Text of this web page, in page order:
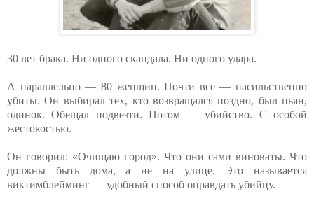
30 лет брака. Ни одного скандала. Ни одного удара.
А параллельно — 80 женщин. Почти все — насильственно
убиты. Он выбирал тех, кто возвращался поздно, был пьян,
одинок. Обещал подвезти. Потом — убийство. С особой
жестокостью.
Он говорил: «Очищаю город». Что они сами виноваты. Что
должны быть дома, а не на улице. Это называется
виктимблейминг — удобный способ оправдать убийцу.